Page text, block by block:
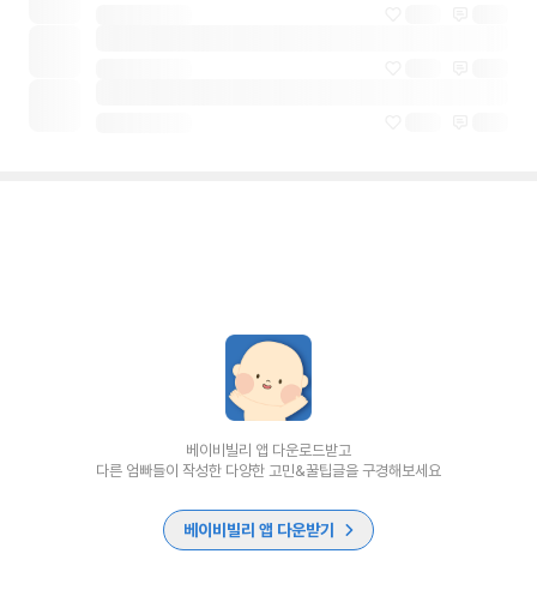
베이비빌리 앱 다운로드받고
다른 엄빠들이 작성한 다양한 고민&꿀팁글을 구경해보세요
베이비빌리 앱 다운받기